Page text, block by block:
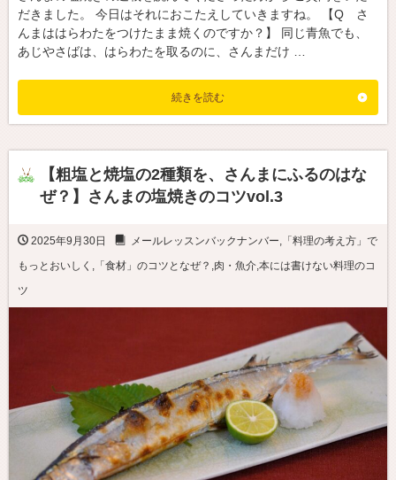
だきました。 今日はそれにおこたえしていきますね。 【Q さ
んまははらわたをつけたまま焼くのですか？】 同じ青魚でも、
あじやさばは、はらわたを取るのに、さんまだけ …
続きを読む
【粗塩と焼塩の2種類を、さんまにふるのはな
ぜ？】さんまの塩焼きのコツvol.3
2025年9月30日 メールレッスンバックナンバー
「料理の考え方」で
もっとおいしく
「食材」のコツとなぜ？ 肉・魚介 本には書けない料理のコ
ツ